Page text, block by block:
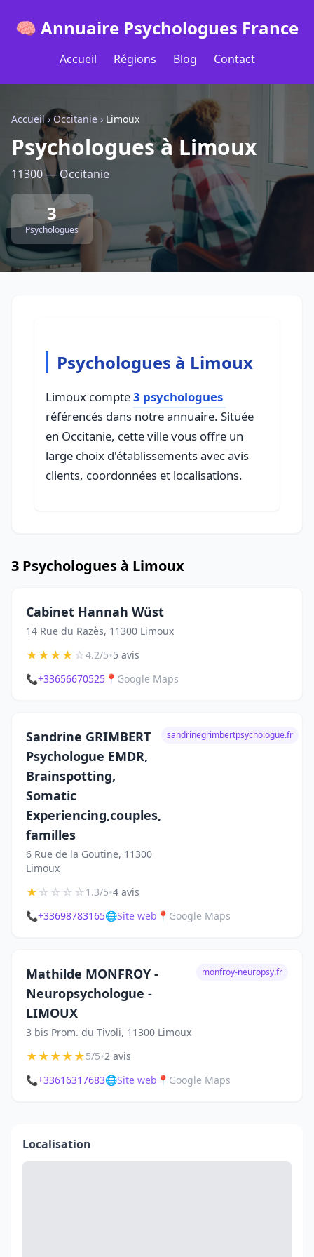
🧠 Annuaire Psychologues France
Accueil Régions Blog Contact
Accueil› Occitanie › Limoux
Psychologues à Limoux
11300 — Occitanie
3
Psychologues
Psychologues à Limoux
Limoux compte3 psychologues
référencés dans notre annuaire. Située
en Occitanie, cette ville vous offre un
large choix d'établissements avec avis
clients, coordonnées et localisations.
3 Psychologues à Limoux
Cabinet Hannah Wüst
14 Rue du Razès, 11300 Limoux
★★★★☆4.2/5•5 avis
📞+33656670525 📍 Google Maps
Sandrine GRIMBERT
Psychologue EMDR,
Brainspotting,
Somatic
Experiencing,couples,
familles
6 Rue de la Goutine, 11300
Limoux
sandrinegrimbertpsychologue.fr
★☆☆☆☆1.3/5•4 avis
📞+33698783165🌐Site web 📍 Google Maps
Mathilde MONFROY -
Neuropsychologue -
LIMOUX
3 bis Prom. du Tivoli, 11300 Limoux
monfroy-neuropsy.fr
★★★★★5/5•2 avis
📞+33616317683🌐Site web 📍 Google Maps
Localisation